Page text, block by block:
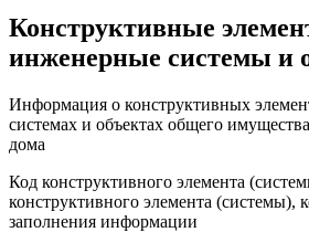
Конструктивные
инженерные системы
Информация о конструктивных
системах и объектах общего
дома
Код конструктивного элемента
конструктивного элемента (системы),
заполнения информации